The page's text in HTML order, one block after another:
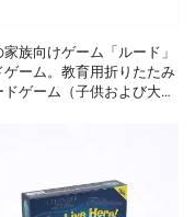
家族向けゲーム「ルード」
ゲーム。教育用折りたたみ
ドゲーム（子供および大人